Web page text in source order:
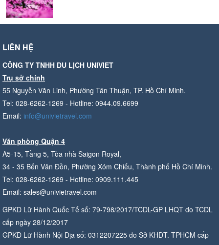
LIÊN HỆ
CÔNG TY TNHH DU LỊCH UNIVIET
Trụ sở chính
55 Nguyễn Văn Linh, Phường Tân Thuận, TP. Hồ Chí Minh.
Tel: 028-6262-1269 - Hotline: 0944.09.6699
Email: info@univietravel.com
Văn phòng Quận 4
A5-15, Tầng 5, Tòa nhà Saigon Royal,
34 - 35 Bến Vân Đồn, Phường Xóm Chiếu, Thành phố Hồ Chí Minh.
Tel: 028-6262-1269 - Hotline: 0909.111.445
Email: sales@univietravel.com
GPKD Lữ Hành Quốc Tế số: 79-798/2017/TCDL-GP LHQT do TCDL
cấp ngày 28/12/2017
GPKD Lữ Hành Nội Địa số: 0312207225 do Sở KHĐT. TPHCM cấp